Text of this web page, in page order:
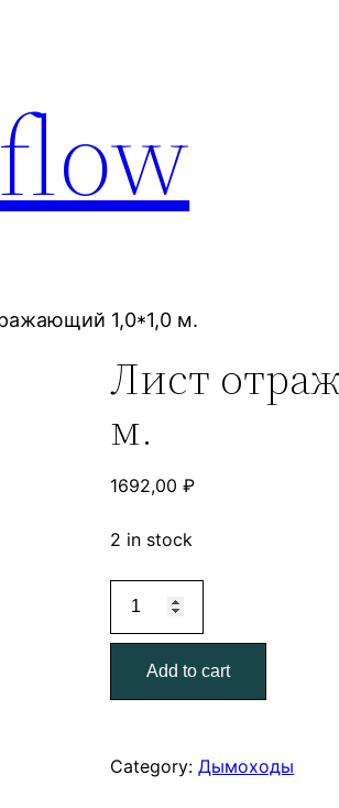
1,0*1,0 м.
Лист
м.
1692,00₽
2 in stock
отражающий
1,0*1,0
quantity
Add to cart
Category:Дымоходы